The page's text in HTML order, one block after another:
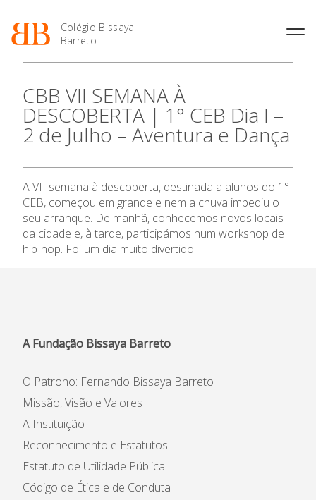
Colégio Bissaya
Barreto
O Colégio
Projeto Educativo
Organização
Colaboradores Docentes
Instalações
Ofertas de emprego
Regulamentos
Jornal “O Coreto”
Oferta Formativa
Enriquecimento Curricular
Oferta Curricular
Atividades Extracurriculares
Atividades de Interrupção
Letiva
Academia de Línguas
Ensino Profissional
Profissionais
Matrículas
Horários e Manuais
Termalismo
Curso de Técnico/a de Apoio
à Família e à Comunidade
Ofertas de Emprego
Ano Letivo
2027
Calendários
Portal do Professor
de Educação
SIGE
Secretariado de Exames
Notícias
CBB VII SEMANA À
DESCOBERTA | 1° CEB Dia I –
2 de Julho – Aventura e Dança
A VII semana à descoberta, destinada a alunos do 1°
CEB, começou em grande e nem a chuva impediu o
seu arranque. De manhã, conhecemos novos locais
da cidade e, à tarde, participámos num workshop de
hip-hop. Foi um dia muito divertido!
A Fundação Bissaya Barreto
O Patrono: Fernando Bissaya Barreto
Missão, Visão e Valores
A Instituição
Reconhecimento e Estatutos
Estatuto de Utilidade Pública
Código de Ética e de Conduta